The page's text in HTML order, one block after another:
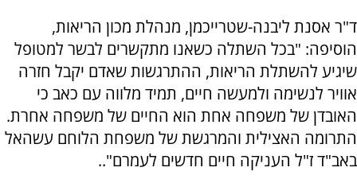
ד"ר אסנת ליבנה-שטרייכמן, מנהלת מכון הריאות,
הוסיפה: "בכל השתלה כשאנו מתקשרים לבשר למטופל
שיגיע להשתלת הריאות, ההתרגשות שאדם יקבל חזרה
אוויר לנשימה ולמעשה חיים, תמיד מלווה עם כאב כי
האובדן של משפחה אחת הוא החיים של משפחה אחרת.
התרומה האצילית והמרגשת של משפחת הלוחם עשהאל
באב"ד ז"ל העניקה חיים חדשים לעמרם"..